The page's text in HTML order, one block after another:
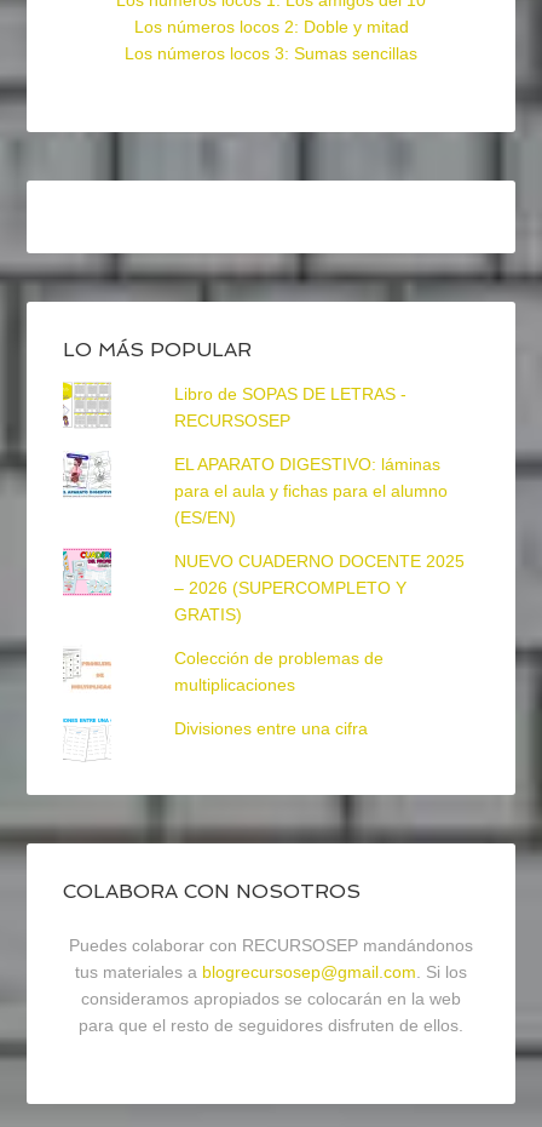
Los números locos 2: Doble y mitad
Los números locos 3: Sumas sencillas
LO MÁS POPULAR
Libro de SOPAS DE LETRAS -
RECURSOSEP
EL APARATO DIGESTIVO: láminas
para el aula y fichas para el alumno
(ES/EN)
NUEVO CUADERNO DOCENTE 2025
– 2026 (SUPERCOMPLETO Y
GRATIS)
Colección de problemas de
multiplicaciones
Divisiones entre una cifra
COLABORA CON NOSOTROS
Puedes colaborar con RECURSOSEP mandándonos
tus materiales a blogrecursosep@gmail.com. Si los
consideramos apropiados se colocarán en la web
para que el resto de seguidores disfruten de ellos.